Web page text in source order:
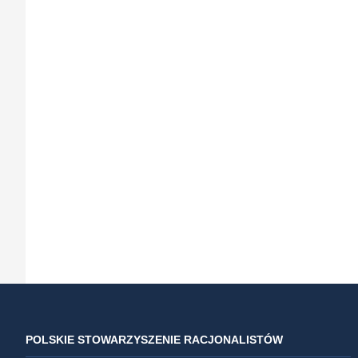
POLSKIE STOWARZYSZENIE RACJONALISTÓW